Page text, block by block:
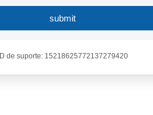
submit
ID de suporte: 15218625772137279420